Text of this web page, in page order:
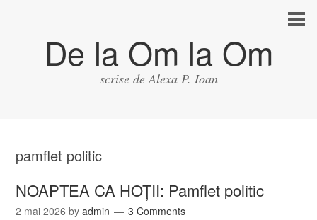
De la Om la Om
scrise de Alexa P. Ioan
pamflet politic
NOAPTEA CA HOȚII: Pamflet politic
2 mai 2026 byadmin 3 Comments